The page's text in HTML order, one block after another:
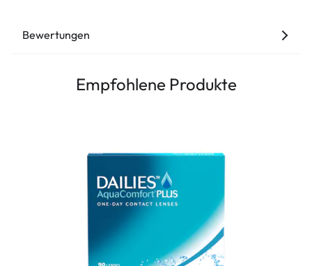
Bewertungen
Empfohlene Produkte